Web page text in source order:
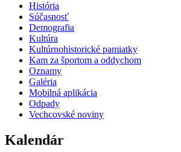
História
Súčasnosť
Demografia
Kultúra
Kultúrnohistorické pamiatky
Kam za športom a oddychom
Oznamy
Galéria
Mobilná aplikácia
Odpady
Vechcovské noviny
Kalendár